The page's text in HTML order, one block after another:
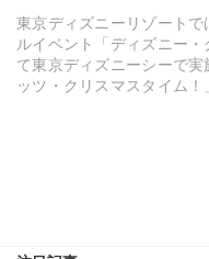
東京ディズニーリゾート
ルイベント「ディズニー
て東京ディズニーシーで
ッツ・クリスマスタイム！